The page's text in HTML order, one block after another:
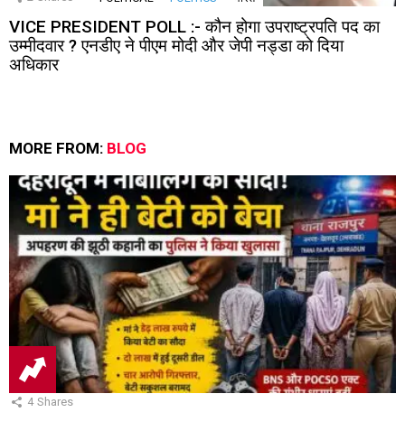
VICE PRESIDENT POLL :- कौन होगा उपराष्ट्रपति पद का
उम्मीदवार ? एनडीए ने पीएम मोदी और जेपी नड्डा को दिया
अधिकार
MORE FROM: BLOG
4 Shares